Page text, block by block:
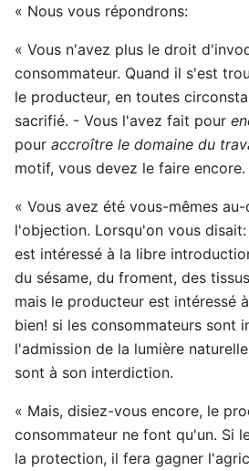
« Nous vous répondrons:
« Vous n'avez plus le droit
consommateur. Quand il s'est
le producteur, en toutes
sacrifié. - Vous l'avez fait pour
pour accroître le domaine du
motif, vous devez le faire encore.
« Vous avez été vous-mêmes
l'objection. Lorsqu'on vous
est intéressé à la libre
du sésame, du froment, des
mais le producteur est intéressé
bien! si les consommateurs sont
l'admission de la lumière
sont à son interdiction.
« Mais, disiez-vous encore, le
consommateur ne font qu'un. Si
la protection, il fera gagner